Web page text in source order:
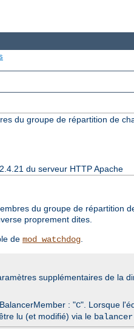
du groupe de répartition de
du serveur HTTP Apache
du groupe de répartition
proprement dites.
de mod_watchdog.
supplémentaires de la
: "C". Lorsque
lu (et modifié) via le